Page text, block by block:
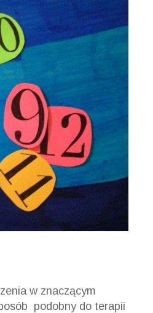
w znaczącym
podobny do terapii